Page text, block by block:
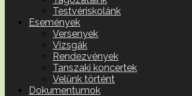
Testvériskolánk
Események
Versenyek
Vizsgák
Rendezvények
Tanszaki koncertek
Velünk történt
Dokumentumok